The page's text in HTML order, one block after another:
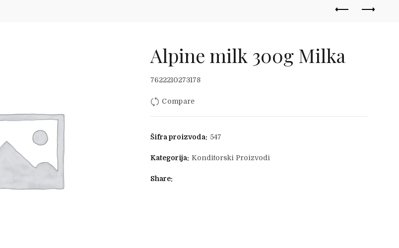
Alpine milk 300g Milka
7622210273178
Compare
Šifra proizvoda: 547
Kategorija: Konditorski Proizvodi
Share